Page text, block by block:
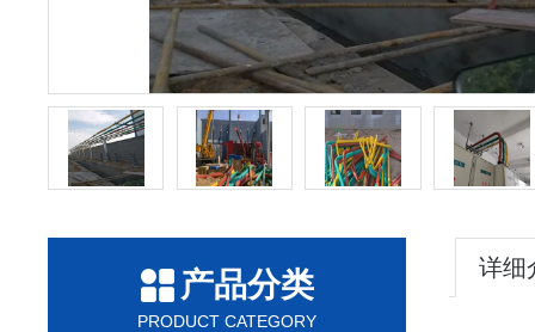
产品分类
PRODUCT CATEGORY
详细